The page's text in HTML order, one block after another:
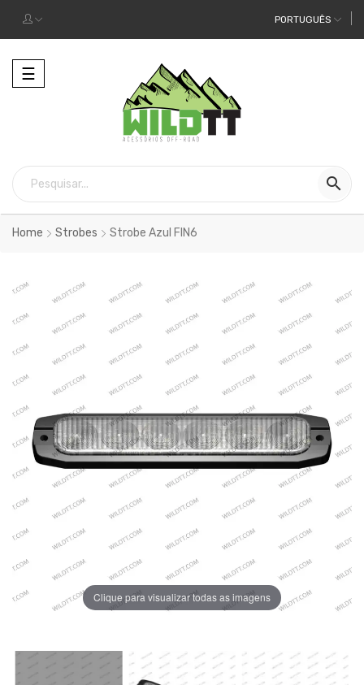
PORTUGUÊS
Alternar
a
☰

Home Strobes Strobe Azul FIN6
Clique para visualizar todas as imagens